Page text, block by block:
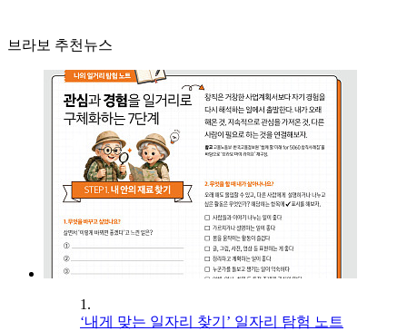
브라보 추천뉴스
1.
‘내게 맞는 일자리 찾기’ 일자리 탐험 노트